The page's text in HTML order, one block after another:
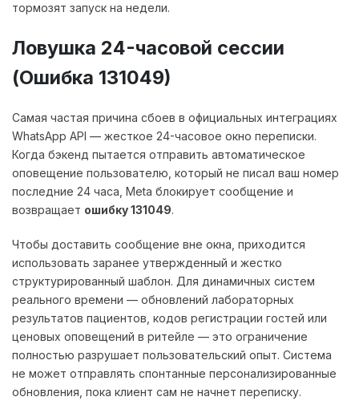
тормозят запуск на недели.
Ловушка 24-часовой сессии
(Ошибка 131049)
Самая частая причина сбоев в официальных интеграциях
WhatsApp API — жесткое 24-часовое окно переписки.
Когда бэкенд пытается отправить автоматическое
оповещение пользователю, который не писал ваш номер
последние 24 часа, Meta блокирует сообщение и
возвращает ошибку 131049.
Чтобы доставить сообщение вне окна, приходится
использовать заранее утвержденный и жестко
структурированный шаблон. Для динамичных систем
реального времени — обновлений лабораторных
результатов пациентов, кодов регистрации гостей или
ценовых оповещений в ритейле — это ограничение
полностью разрушает пользовательский опыт. Система
не может отправлять спонтанные персонализированные
обновления, пока клиент сам не начнет переписку.